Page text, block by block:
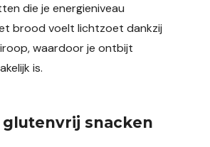
die je energieniveau
brood voelt lichtzoet dankzij
waardoor je ontbijt
is.
glutenvrij snacken